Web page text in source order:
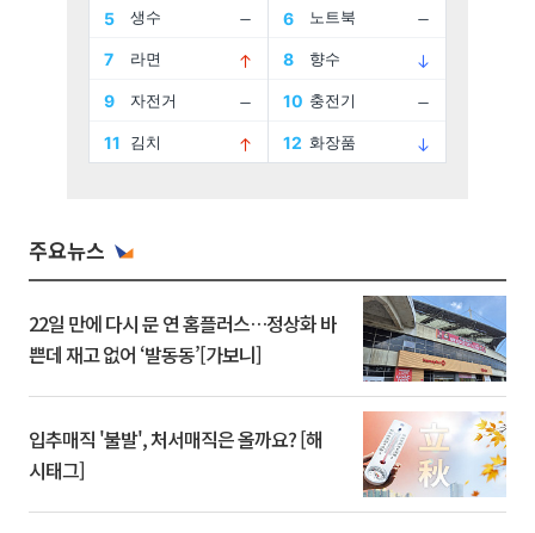
주요뉴스
22일 만에 다시 문 연 홈플러스…정상화 바
쁜데 재고 없어 ‘발동동’[가보니]
입추매직 '불발', 처서매직은 올까요? [해
시태그]